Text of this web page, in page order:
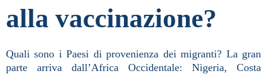
alla vaccinazione?
Quali sono i Paesi di provenienza dei migranti? La gran
parte arriva dall’Africa Occidentale: Nigeria, Costa